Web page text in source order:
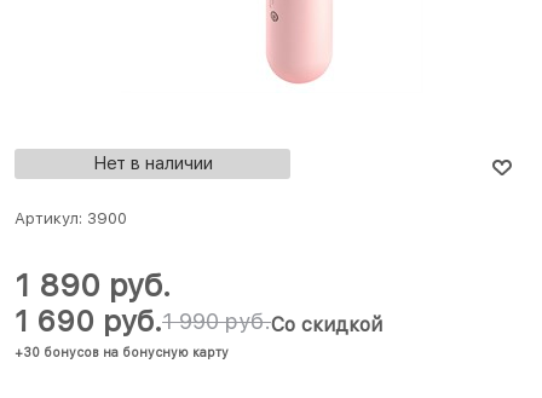
Нет в наличии
Артикул: 3900
1 990 руб.
1 690 руб.
+30 бонусов на бонусную карту
Со скидкой
1 890 руб.